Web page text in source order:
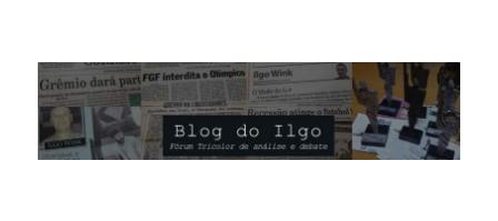
Blog do Ilgo Wink